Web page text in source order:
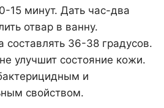
15 минут. Дать час-два
отвар в ванну.
36-38 градусов.
улучшит состояние кожи.
и
свойством.